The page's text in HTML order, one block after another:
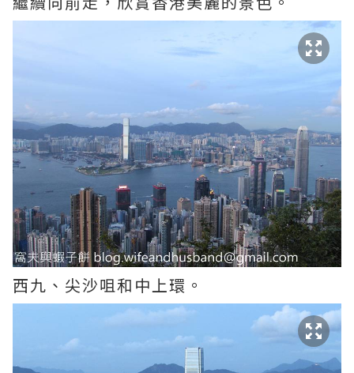
西九、尖沙咀和中上環。